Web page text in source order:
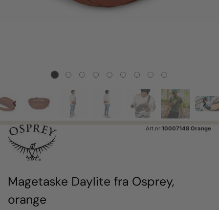
Art.nr:10007148 Orange
Magetaske Daylite fra Osprey,
orange